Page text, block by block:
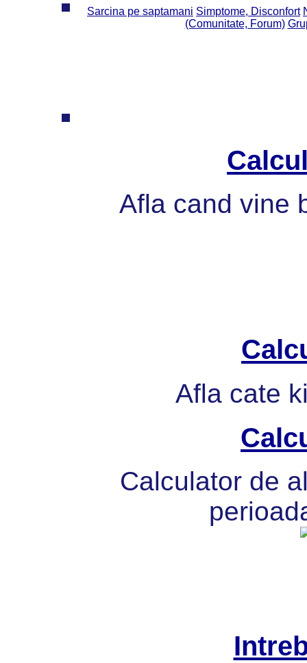
Sarcina pe saptamani Simptome, Disconfort
(Comunitate, Forum)
Afla cand vine
Afla cate
Calculator de